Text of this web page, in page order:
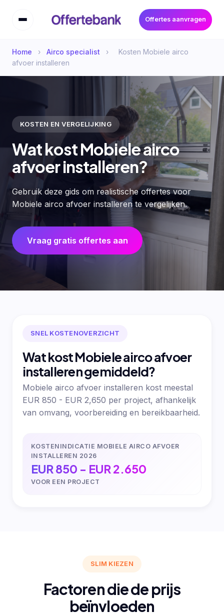
Offertes aanvragen
Home › Airco specialist ›
Kosten Mobiele airco
afvoer installeren
KOSTEN EN VERGELIJKING
Wat kost Mobiele airco
afvoer installeren?
Gebruik deze gids om realistische offertes voor
Mobiele airco afvoer installeren te vergelijken.
Vraag gratis offertes aan
SNEL KOSTENOVERZICHT
Wat kost Mobiele airco afvoer
installeren gemiddeld?
Mobiele airco afvoer installeren kost meestal
EUR 850 - EUR 2,650 per project, afhankelijk
van omvang, voorbereiding en bereikbaarheid.
KOSTENINDICATIE MOBIELE AIRCO AFVOER
INSTALLEREN 2026
EUR 850 - EUR 2.650
VOOR EEN PROJECT
SLIM KIEZEN
Factoren die de prijs
beïnvloeden